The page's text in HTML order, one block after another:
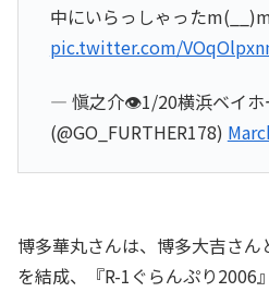
中にいらっしゃった
pic.twitter.com/
— 愼之介👁1/20横浜ベイホ
(@GO_FURTHER178)
博多華丸さんは、博多大吉さん
を結成、『R-1ぐらんぷり2006